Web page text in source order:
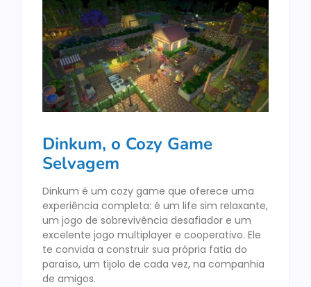
Dinkum, o Cozy Game
Selvagem
Dinkum é um cozy game que oferece uma
experiência completa: é um life sim relaxante,
um jogo de sobrevivência desafiador e um
excelente jogo multiplayer e cooperativo. Ele
te convida a construir sua própria fatia do
paraíso, um tijolo de cada vez, na companhia
de amigos.